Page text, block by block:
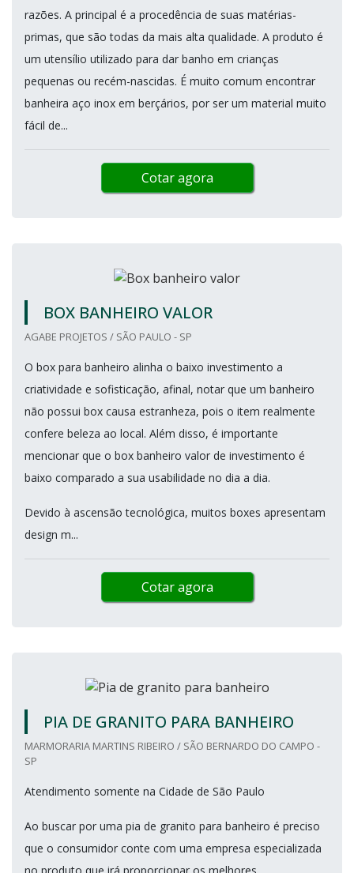
razões. A principal é a procedência de suas matérias-
primas, que são todas da mais alta qualidade. A produto é
um utensílio utilizado para dar banho em crianças
pequenas ou recém-nascidas. É muito comum encontrar
banheira aço inox em berçários, por ser um material muito
fácil de...
Cotar agora
BOX BANHEIRO VALOR
AGABE PROJETOS / SÃO PAULO - SP
O box para banheiro alinha o baixo investimento a
criatividade e sofisticação, afinal, notar que um banheiro
não possui box causa estranheza, pois o item realmente
confere beleza ao local. Além disso, é importante
mencionar que o box banheiro valor de investimento é
baixo comparado a sua usabilidade no dia a dia.
Devido à ascensão tecnológica, muitos boxes apresentam
design m...
Cotar agora
PIA DE GRANITO PARA BANHEIRO
MARMORARIA MARTINS RIBEIRO / SÃO BERNARDO DO CAMPO -
SP
Atendimento somente na Cidade de São Paulo
Ao buscar por uma pia de granito para banheiro é preciso
que o consumidor conte com uma empresa especializada